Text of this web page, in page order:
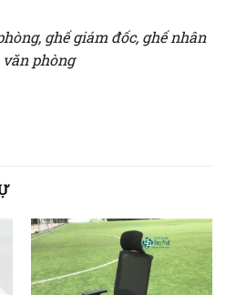
ghế giám đốc, ghế nhân
phòng